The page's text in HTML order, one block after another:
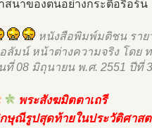
สนาของตนอย่างกระตือรือร้น
หนังสือพิมพ์มติชน ราย
ลัมน์ หน้าต่างความจริง โด
ที่ 08 มิถุนายน พ.ศ. 2551 ปีที่
พระสังฆมิตตาเถรี
ษุณีรูปสุดท้ายในประวัติศาสต